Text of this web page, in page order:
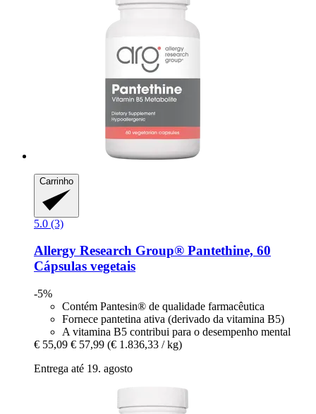
Carrinho
5.0 (3)
Allergy Research Group® Pantethine, 60
Cápsulas vegetais
-5%
Contém Pantesin® de qualidade farmacêutica
Fornece pantetina ativa (derivado da vitamina B5)
A vitamina B5 contribui para o desempenho mental
€ 55,09 € 57,99 (€ 1.836,33 / kg)
Entrega até 19. agosto